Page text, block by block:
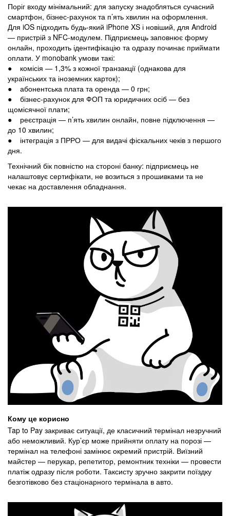
Поріг входу мінімальний: для запуску знадобляться сучасний
смартфон, бізнес-рахунок та п’ять хвилин на оформлення.
Для iOS підходить будь-який iPhone XS і новіший, для Android
— пристрій з NFC-модулем. Підприємець заповнює форму
онлайн, проходить ідентифікацію та одразу починає приймати
оплати. У monobank умови такі:
● комісія — 1,3% з кожної транзакції (однакова для
українських та іноземних карток);
● абонентська плата та оренда — 0 грн;
● бізнес-рахунок для ФОП та юридичних осіб — без
щомісячної плати;
● реєстрація — п’ять хвилин онлайн, повне підключення —
до 10 хвилин;
● інтеграція з ПРРО — для видачі фіскальних чеків з першого
дня.
Технічний бік повністю на стороні банку: підприємець не
налаштовує сертифікати, не возиться з прошивками та не
чекає на доставлення обладнання.
Кому це корисно
Tap to Pay закриває ситуації, де класичний термінал незручний
або неможливий. Кур’єр може прийняти оплату на порозі —
термінал на телефоні замінює окремий пристрій. Виїзний
майстер — перукар, репетитор, ремонтник техніки — провести
платіж одразу після роботи. Таксисту зручно закрити поїздку
безготівково без стаціонарного термінала в авто.